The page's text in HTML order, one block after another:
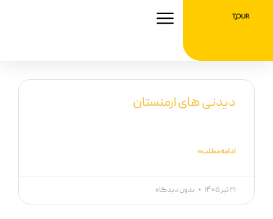
دیدنی های ارمنستان
ادامه مطلب »
۳۱ تیر ۱۴۰۵ بدون دیدگاه